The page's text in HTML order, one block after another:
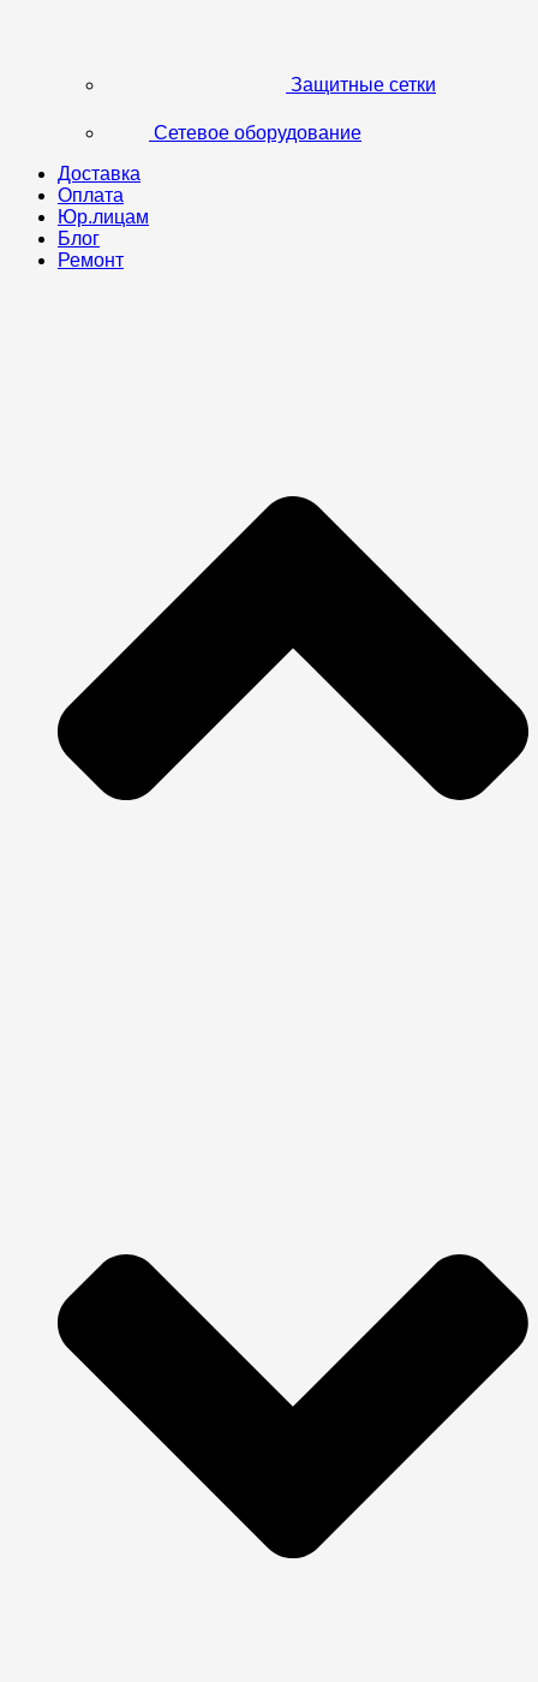
Защитные сетки
Сетевое оборудование
Доставка
Оплата
Юр.лицам
Блог
Ремонт